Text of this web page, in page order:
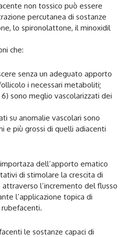
non tossico può essere
percutanea di sostanze
lo spironolattone, il minoxidil
che:
senza un adeguato apporto
i necessari metaboliti;
sono meglio vascolarizzati dei
su anomalie vascolari sono
e più grossi di quelli adiacenti
dell’apporto ematico
di stimolare la crescita di
l’incremento del flusso
l’applicazione topica di
le sostanze capaci di